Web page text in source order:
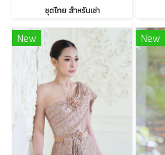
ชุดไทย สำหรับเช่า
New New